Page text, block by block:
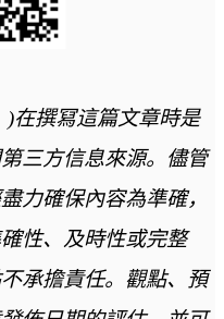
)在撰冩這篇文章時是
三方信息來源。儘管
力確保內容為準確，
性、及時性或完整
承擔責任。觀點、預